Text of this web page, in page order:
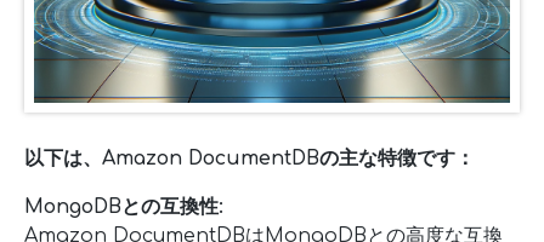
以下は、Amazon DocumentDBの主な特徴です：
MongoDBとの互換性:
Amazon DocumentDBはMongoDBとの高度な互換